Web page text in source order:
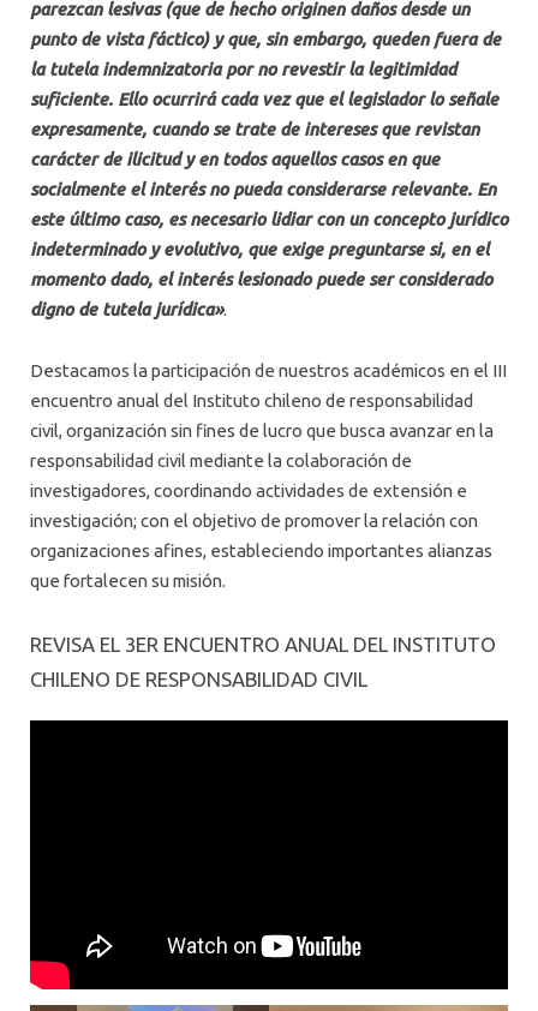
parezcan lesivas (que de hecho originen daños desde un
punto de vista fáctico) y que, sin embargo, queden fuera de
la tutela indemnizatoria por no revestir la legitimidad
suficiente. Ello ocurrirá cada vez que el legislador lo señale
expresamente, cuando se trate de intereses que revistan
carácter de ilicitud y en todos aquellos casos en que
socialmente el interés no pueda considerarse relevante. En
este último caso, es necesario lidiar con un concepto jurídico
indeterminado y evolutivo, que exige preguntarse si, en el
momento dado, el interés lesionado puede ser considerado
digno de tutela jurídica».
Destacamos la participación de nuestros académicos en el III
encuentro anual del Instituto chileno de responsabilidad
civil, organización sin fines de lucro que busca avanzar en la
responsabilidad civil mediante la colaboración de
investigadores, coordinando actividades de extensión e
investigación; con el objetivo de promover la relación con
organizaciones afines, estableciendo importantes alianzas
que fortalecen su misión.
REVISA EL 3ER ENCUENTRO ANUAL DEL INSTITUTO
CHILENO DE RESPONSABILIDAD CIVIL